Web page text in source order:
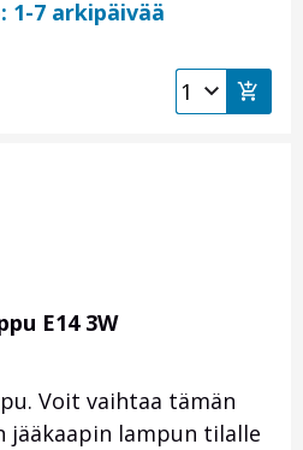
1-7 arkipäivää
E14 3W
Voit vaihtaa tämän
lampun tilalle